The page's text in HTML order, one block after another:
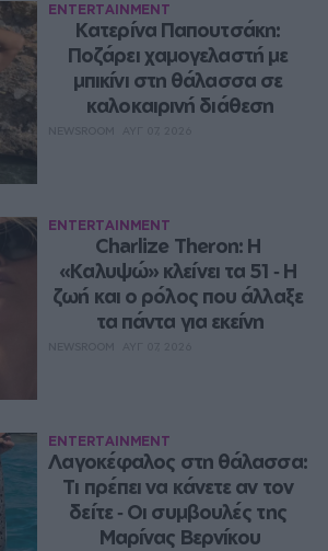
ENTERTAINMENT
Κατερίνα Παπουτσάκη:
Ποζάρει χαμογελαστή με
μπικίνι στη θάλασσα σε
καλοκαιρινή διάθεση
ENTERTAINMENT
Charlize Theron: Η
«Καλυψώ» κλείνει τα 51 ‑ H
ζωή και ο ρόλος που άλλαξε
τα πάντα για εκείνη
ENTERTAINMENT
Λαγοκέφαλος στη θάλασσα:
Τι πρέπει να κάνετε αν τον
δείτε ‑ Οι συμβουλές της
Μαρίνας Βερνίκου